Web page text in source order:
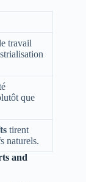
travail
que
tirent
naturels.
and